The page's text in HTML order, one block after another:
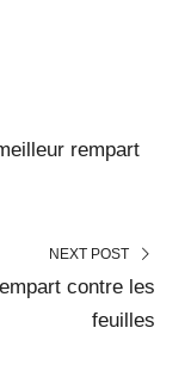
rempart
NEXT POST
contre les
feuilles